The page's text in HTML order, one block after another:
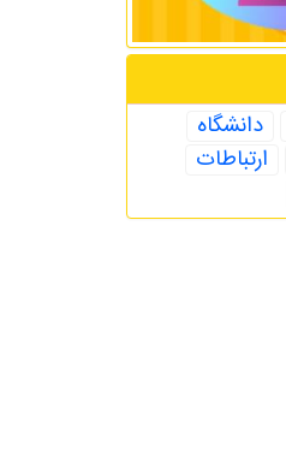
دانشگاه
ارتباطات